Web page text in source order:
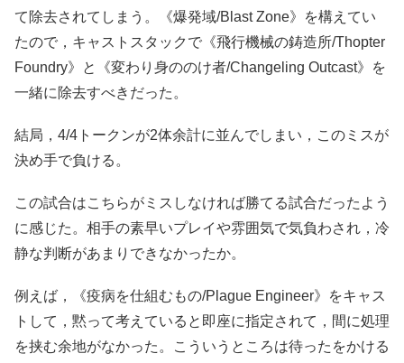
て除去されてしまう。《爆発域/Blast Zone》を構えてい
たので，キャストスタックで《飛行機械の鋳造所/Thopter
Foundry》と《変わり身ののけ者/Changeling Outcast》を
一緒に除去すべきだった。
結局，4/4トークンが2体余計に並んでしまい，このミスが
決め手で負ける。
この試合はこちらがミスしなければ勝てる試合だったよう
に感じた。相手の素早いプレイや雰囲気で気負わされ，冷
静な判断があまりできなかったか。
例えば，《疫病を仕組むもの/Plague Engineer》をキャス
トして，黙って考えていると即座に指定されて，間に処理
を挟む余地がなかった。こういうところは待ったをかける